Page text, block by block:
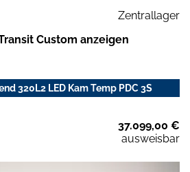
Zentrallager
Custom anzeigen
320L2 LED Kam Temp PDC 3S
37.099,00 €
ausweisbar